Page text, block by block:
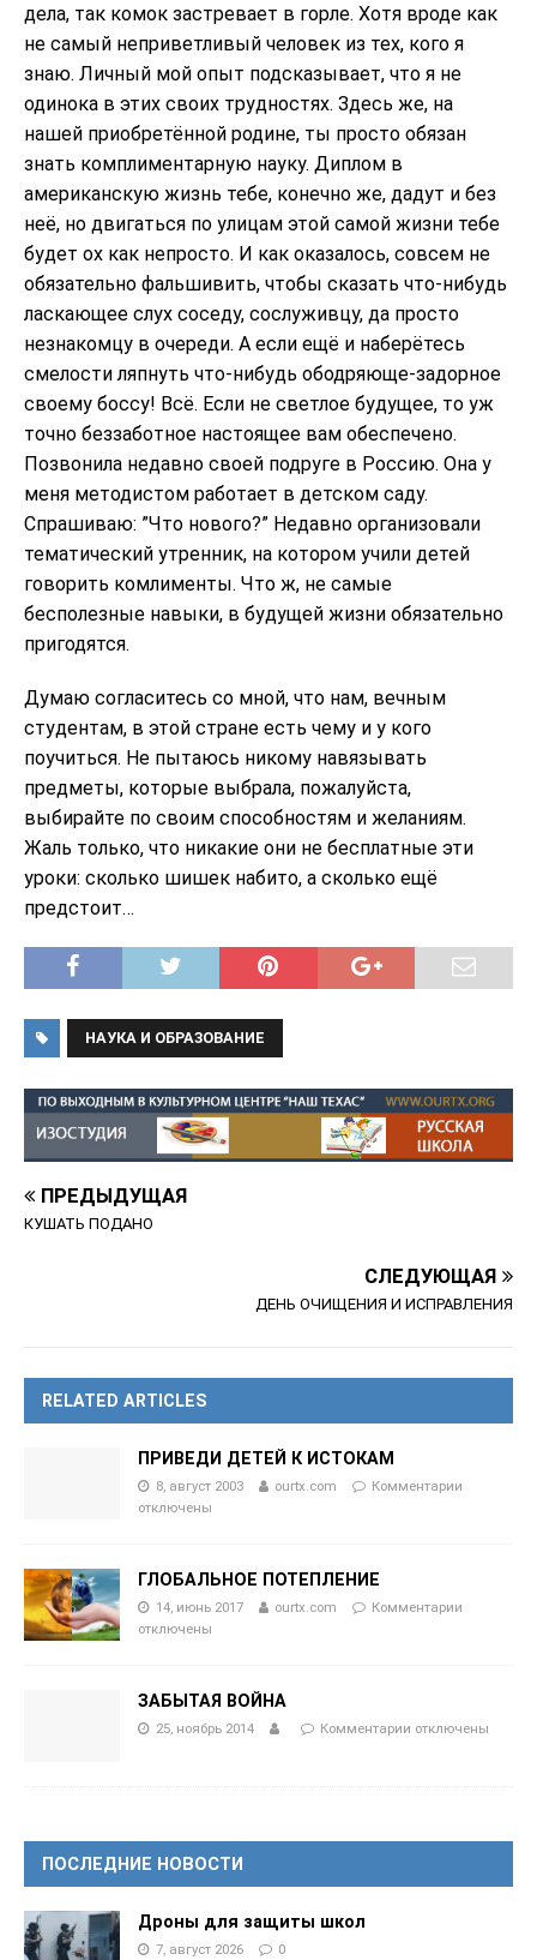
дела, так комок застревает в горле. Хотя вроде как
не самый неприветливый человек из тех, кого я
знаю. Личный мой опыт подсказывает, что я не
одинока в этих своих трудностях. Здесь же, на
нашей приобретённой родине, ты просто обязан
знать комплиментарную науку. Диплом в
американскую жизнь тебе, конечно же, дадут и без
неё, но двигаться по улицам этой самой жизни тебе
будет ох как непросто. И как оказалось, совсем не
обязательно фальшивить, чтобы сказать что-нибудь
ласкающее слух соседу, сослуживцу, да просто
незнакомцу в очереди. А если ещё и наберётесь
смелости ляпнуть что-нибудь ободряюще-задорное
своему боссу! Всё. Если не светлое будущее, то уж
точно беззаботное настоящее вам обеспечено.
Позвонила недавно своей подруге в Россию. Она у
меня методистом работает в детском саду.
Спрашиваю: ”Что нового?” Недавно организовали
тематический утренник, на котором учили детей
говорить комлименты. Что ж, не самые
бесполезные навыки, в будущей жизни обязательно
пригодятся.
Думаю согласитесь со мной, что нам, вечным
студентам, в этой стране есть чему и у кого
поучиться. Не пытаюсь никому навязывать
предметы, которые выбрала, пожалуйста,
выбирайте по своим способностям и желаниям.
Жаль только, что никакие они не бесплатные эти
уроки: сколько шишек набито, а сколько ещё
предстоит…
НАУКА И ОБРАЗОВАНИЕ
ПРЕДЫДУЩАЯ
КУШАТЬ ПОДАНО
СЛЕДУЮЩАЯ
ДЕНЬ ОЧИЩЕНИЯ И ИСПРАВЛЕНИЯ
RELATED ARTICLES
ПРИВЕДИ ДЕТЕЙ К ИСТОКАМ
8, август 2003 ourtx.com
Комментарии
отключены
ГЛОБАЛЬНОЕ ПОТЕПЛЕНИЕ
14, июнь 2017 ourtx.com
Комментарии
отключены
ЗАБЫТАЯ ВОЙНА
25, ноябрь 2014 Комментарии отключены
ПОСЛЕДНИЕ НОВОСТИ
Дроны для защиты школ
7, август 2026 0